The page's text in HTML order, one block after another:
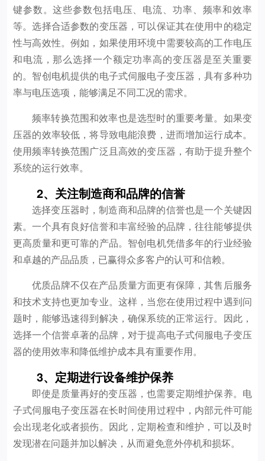
键参数。这些参数包括电压、电流、功率、频率和效率
等。选择合适参数的变压器，可以保证其在使用中的稳定
性与高效性。例如，如果使用环境中需要较高的工作电压
和电流，那么选择一个额定功率高的变压器是至关重要
的。智创电机提供的电子式伺服电子变压器，具有多种功
率与电压选项，能够满足不同工况的需求。
频率转换范围和效率也是选型时的重要考量。如果变
压器的效率较低，将导致电能浪费，进而增加运行成本。
使用频率转换范围广泛且高效的变压器，有助于提升整个
系统的运行效率。
2、关注制造商和品牌的信誉
选择变压器时，制造商和品牌的信誉也是一个关键因
素。一个具有良好信誉和丰富经验的品牌，往往能够提供
更高质量和更可靠的产品。智创电机凭借多年的行业经验
和卓越的产品品质，已赢得众多客户的认可和信赖。
优质品牌不仅在产品质量方面更有保障，其售后服务
和技术支持也更加专业。这样，当您在使用过程中遇到问
题时，能够迅速得到解决，确保系统的正常运行。因此，
选择一个信誉卓著的品牌，对于提高电子式伺服电子变压
器的使用效率和降低维护成本具有重要作用。
3、定期进行设备维护保养
即使是质量再好的变压器，也需要定期维护保养。电
子式伺服电子变压器在长时间使用过程中，内部元件可能
会出现老化或者损伤。因此，定期检查和维护，可以及时
发现潜在问题并加以解决，从而避免意外停机和损坏。